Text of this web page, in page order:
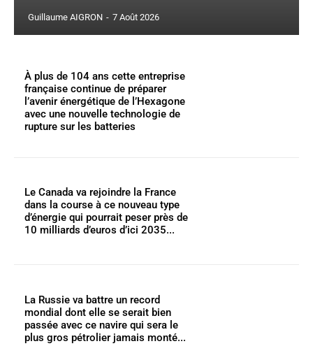
Guillaume AIGRON - 7 Août 2026
À plus de 104 ans cette entreprise
française continue de préparer
l’avenir énergétique de l’Hexagone
avec une nouvelle technologie de
rupture sur les batteries
Le Canada va rejoindre la France
dans la course à ce nouveau type
d’énergie qui pourrait peser près de
10 milliards d’euros d’ici 2035...
La Russie va battre un record
mondial dont elle se serait bien
passée avec ce navire qui sera le
plus gros pétrolier jamais monté...